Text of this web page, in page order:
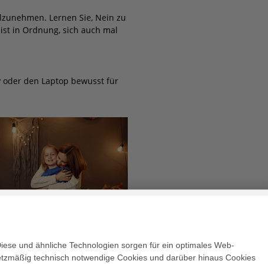
Lernen Sie, Nein zu
in Ordnung, sich auch mal
oder den Laptop bewusst für
und ähnliche Technologien sorgen für ein optimales Web-
technisch notwendige Cookies und darüber hinaus Cookies